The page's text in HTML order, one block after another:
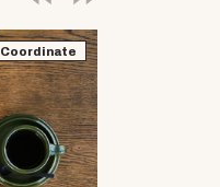
Coordinate